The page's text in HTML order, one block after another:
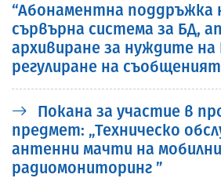
“Абонаментна поддръжка
сървърна система за БД,
архивиране за нуждите на
регулиране на
Покана за участие в
предмет: „Техническо
антенни мачти на
радиомониторинг ”